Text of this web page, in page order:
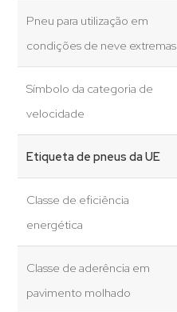
Pneu para utilização em
condições de neve extremas
Símbolo da categoria de
velocidade
Etiqueta de pneus da UE
Classe de eficiência
energética
Classe de aderência em
pavimento molhado